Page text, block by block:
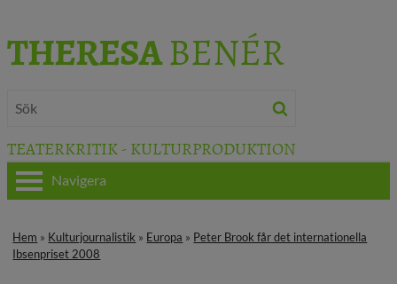
THERESABENÉR
TEATERKRITIK - KULTURPRODUKTION
OM THERESA
Navigera
Hem » Kulturjournalistik » Europa » Peter Brook får det internationella
Ibsenpriset 2008